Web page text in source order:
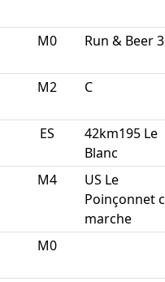
M0 Run & Beer
M2 C
ES
42km195 Le
Blanc
M4
US Le
Poinçonnet
marche
M0